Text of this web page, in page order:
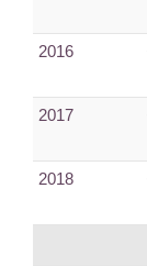
2016
2017
2018